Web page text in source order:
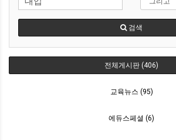
검색
전체게시판 (406)
교육뉴스 (95)
에듀스페셜 (6)